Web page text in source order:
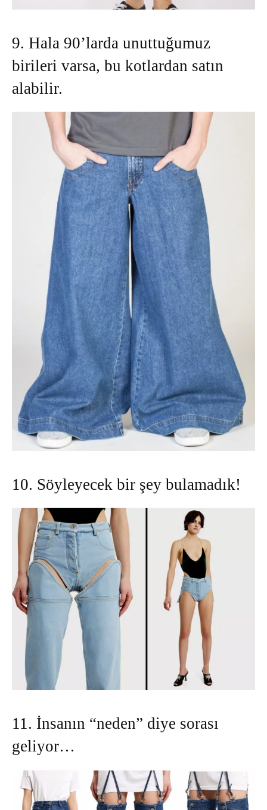
9. Hala 90’larda unuttuğumuz
birileri varsa, bu kotlardan satın
alabilir.
10. Söyleyecek bir şey bulamadık!
11. İnsanın “neden” diye sorası
geliyor…